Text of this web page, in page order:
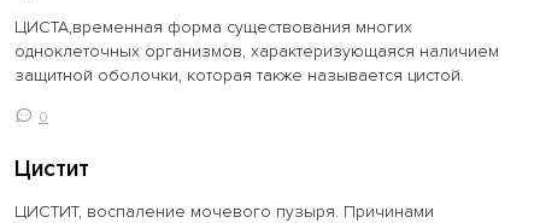
ЦИСТА,временная форма существования многих
одноклеточных организмов, характеризующаяся наличием
защитной оболочки, которая также называется цистой.
0
Цистит
ЦИСТИТ, воспаление мочевого пузыря. Причинами